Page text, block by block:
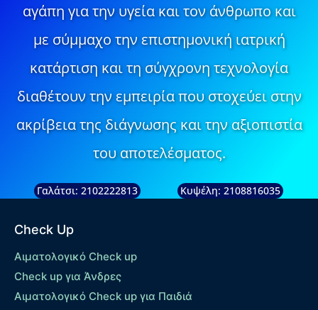
αγάπη για την υγεία και τον άνθρωπο και
με σύμμαχο την επιστημονική ιατρική
κατάρτιση και τη σύγχρονη τεχνολογία
διαθέτουν την εμπειρία που στοχεύει στην
ακρίβεια της διάγνωσης και την αξιοπιστία
του αποτελέσματος.
Γαλάτσι: 2102222813 Κυψέλη: 2108816035
Check Up
Αιματολογικό Check up
Check up για Άνδρες
Αιματολογικό Check up για Παιδιά